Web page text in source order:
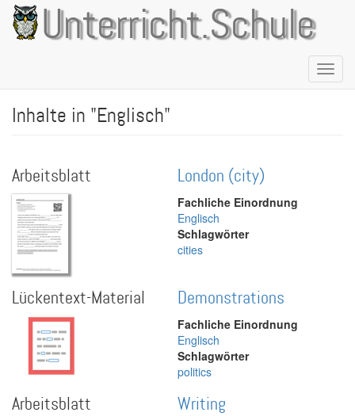
Direkt
zum
Inhalt
Unterricht.Schule
Inhalte in "Englisch"
Arbeitsblatt London (city)
Fachliche Einordnung
Englisch
Schlagwörter
cities
Lückentext-Material Demonstrations
Fachliche Einordnung
Englisch
Schlagwörter
politics
Arbeitsblatt Writing